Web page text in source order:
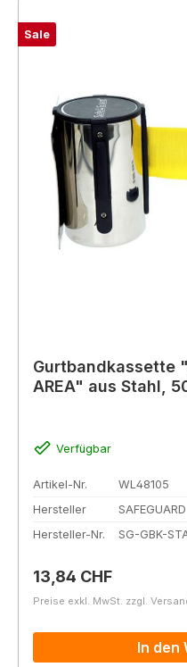
Sale
Gurtbandkassette
AREA" aus Stahl,
Verfügbar
Artikel-Nr.
WL48105
Hersteller
SAFEGUARD
Hersteller-Nr.
SG-GBK-
Regulärer Preis:
13,84 CHF
Preise exkl. MwSt. zzgl.
In den